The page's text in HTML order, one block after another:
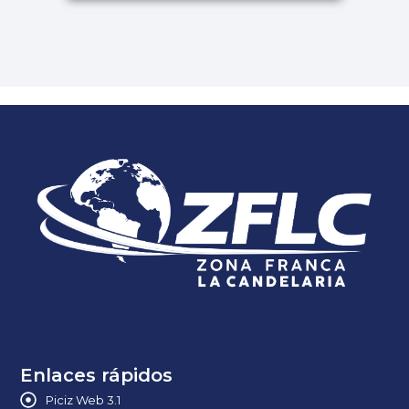
Enlaces rápidos
Piciz Web 3.1